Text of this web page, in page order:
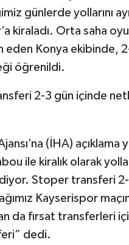
günlerde yollarını
kiraladı. Orta saha
eden Konya ekibinde,
öğrenildi.
2-3 gün içinde
(İHA)
ile kiralık olarak
Stoper transferi
Kayserispor
da fırsat transferleri
dedi.